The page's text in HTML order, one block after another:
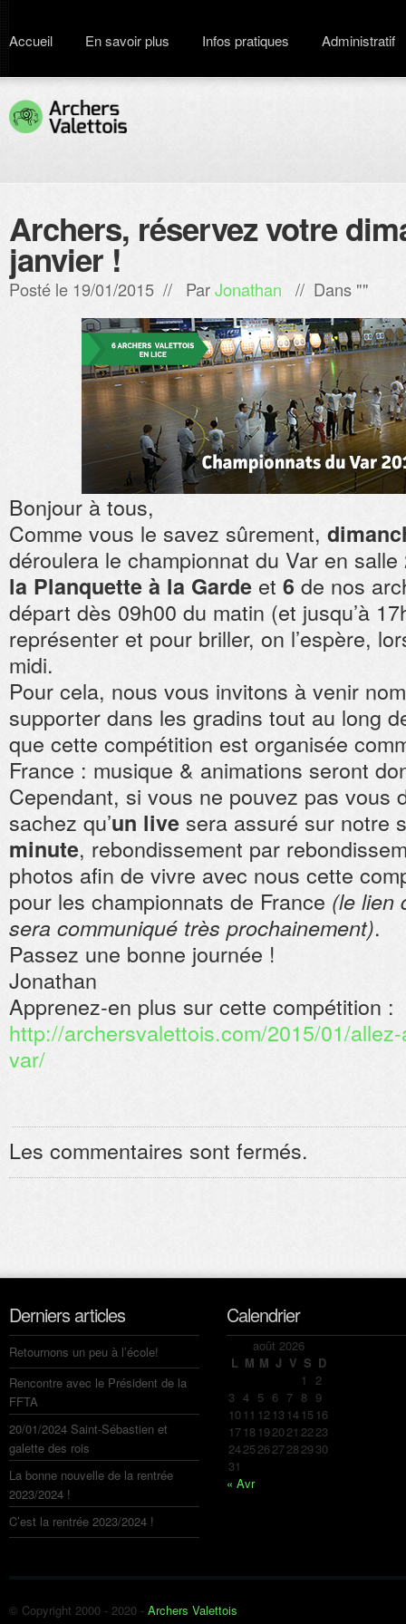
Accueil En savoir plus Infos pratiques Administratif
Archers, réservez votre
janvier !
Posté le 19/01/2015 // ParJonathan // Dans ""
Bonjour à tous,
Comme vous le savez sûrement,
déroulera le championnat du Var en
la Planquette à la Garde et 6 de nos
départ dès 09h00 du matin (et jusqu’à
représenter et pour briller, on l’espère,
midi.
Pour cela, nous vous invitons à venir
supporter dans les gradins tout au long
que cette compétition est organisée
France : musique & animations seront
Cependant, si vous ne pouvez pas vous
sachez qu’un live sera assuré sur notre
minute, rebondissement par
photos afin de vivre avec nous cette
pour les championnats de France (le lien
sera communiqué très prochainement).
Passez une bonne journée !
Jonathan
Apprenez-en plus sur cette compétition :
http://archersvalettois.com/2015/01/
var/
Les commentaires sont fermés.
Derniers articles
Retournons un peu à l’école!
Rencontre avec le Président de la
FFTA
20/01/2024 Saint-Sébastien et
galette des rois
La bonne nouvelle de la rentrée
2023/2024 !
C’est la rentrée 2023/2024 !
Calendrier
août 2026
L M M J V S D
1 2
3 4 5 6 7 8 9
10 11 12 13 14 15 16
17 18 192021 2223
24252627282930
31
« Avr
© Copyright 2000 - 2020 - Archers Valettois